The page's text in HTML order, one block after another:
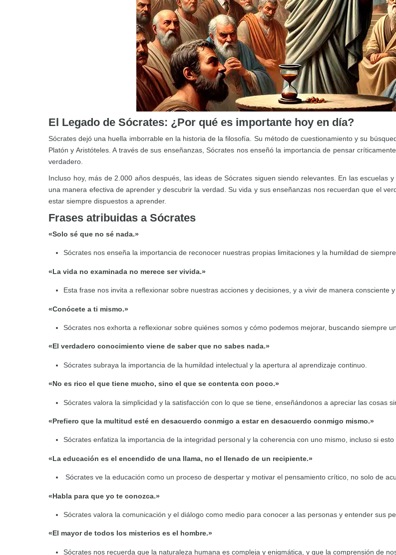
El Legado de Sócrates: ¿Por qué es importante hoy en día?
Sócrates dejó una huella imborrable en la historia de la filosofía. Su método de cuestionamiento y su
Platón y Aristóteles. A través de sus enseñanzas, Sócrates nos enseñó la importancia de pensar
verdadero.
Incluso hoy, más de 2.000 años después, las ideas de Sócrates siguen siendo relevantes. En las
una manera efectiva de aprender y descubrir la verdad. Su vida y sus enseñanzas nos recuerdan que el
estar siempre dispuestos a aprender.
Frases atribuidas a Sócrates
«Solo sé que no sé nada.»
Sócrates nos enseña la importancia de reconocer nuestras propias limitaciones y la humildad de
«La vida no examinada no merece ser vivida.»
Esta frase nos invita a reflexionar sobre nuestras acciones y decisiones, y a vivir de manera consciente
«Conócete a ti mismo.»
Sócrates nos exhorta a reflexionar sobre quiénes somos y cómo podemos mejorar, buscando siempre
«El verdadero conocimiento viene de saber que no sabes nada.»
Sócrates subraya la importancia de la humildad intelectual y la apertura al aprendizaje continuo.
«No es rico el que tiene mucho, sino el que se contenta con poco.»
Sócrates valora la simplicidad y la satisfacción con lo que se tiene, enseñándonos a apreciar las cosas
«Prefiero que la multitud esté en desacuerdo conmigo a estar en desacuerdo conmigo mismo.»
Sócrates enfatiza la importancia de la integridad personal y la coherencia con uno mismo, incluso si
«La educación es el encendido de una llama, no el llenado de un recipiente.»
Sócrates ve la educación como un proceso de despertar y motivar el pensamiento crítico, no solo de
«Habla para que yo te conozca.»
Sócrates valora la comunicación y el diálogo como medio para conocer a las personas y entender sus
«El mayor de todos los misterios es el hombre.»
Sócrates nos recuerda que la naturaleza humana es compleja y enigmática, y que la comprensión de